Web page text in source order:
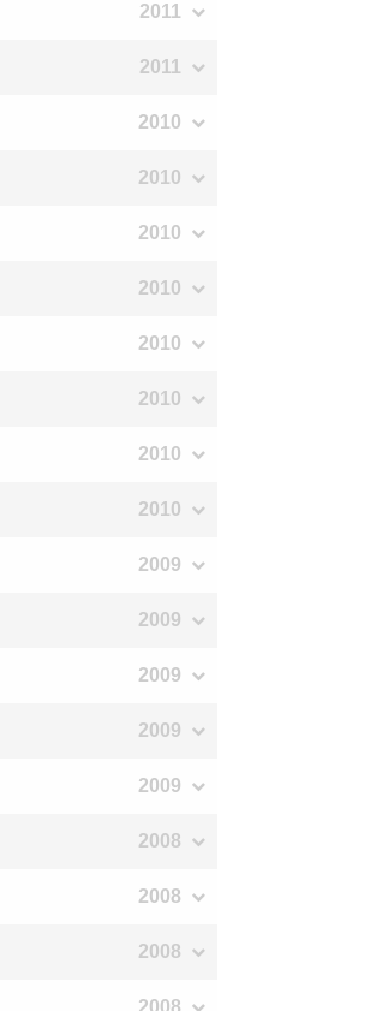
2011
2011
2010
2010
2010
2010
2010
2010
2010
2010
2009
2009
2009
2009
2009
2008
2008
2008
2008